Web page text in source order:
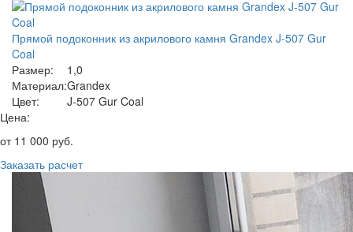
Прямой подоконник из акрилового камня Grandex J-507 Gur
Coal
Размер:
1,0
Материал:Grandex
Цвет:
J-507 Gur Coal
Цена:
от 11 000 руб.
Заказать расчет